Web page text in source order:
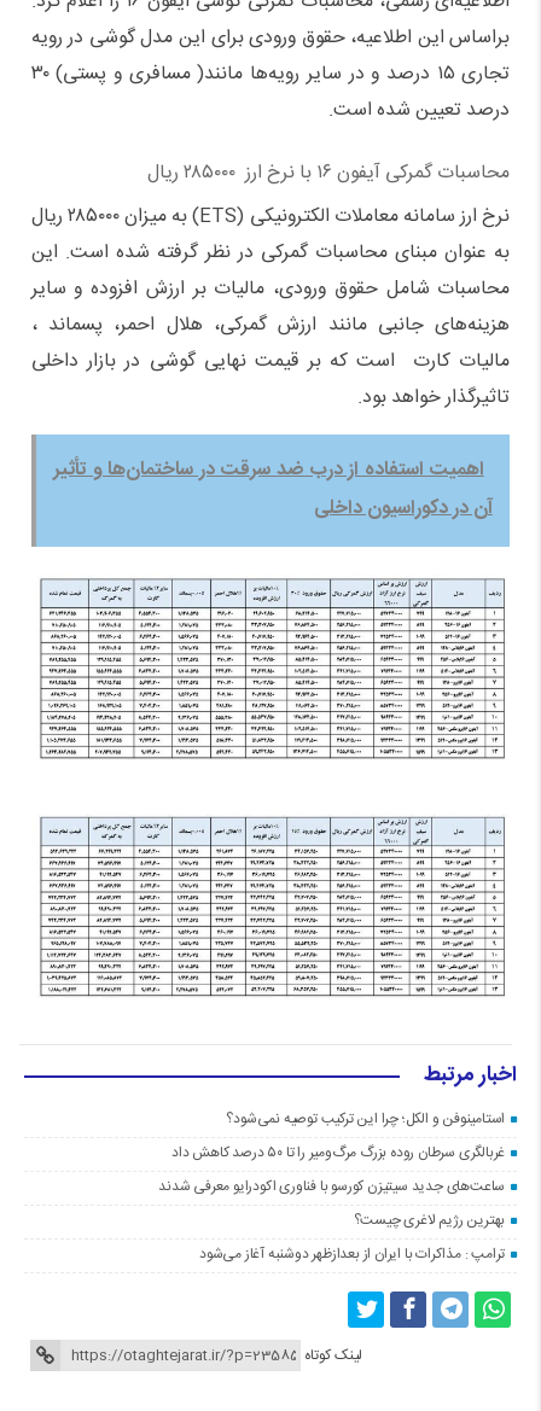
براساس این اطلاعیه، حقوق ورودی برای این مدل گوشی در رویه
تجاری ۱۵ درصد و در سایر رویه‌ها مانند( مسافری و پستی) ۳۰
درصد تعیین شده است.
محاسبات گمرکی آیفون ۱۶ با نرخ ارز ۲۸۵۰۰۰ ریال
نرخ ارز سامانه معاملات الکترونیکی (ETS) به میزان ۲۸۵۰۰۰ ریال
به عنوان مبنای محاسبات گمرکی در نظر گرفته شده است. این
محاسبات شامل حقوق ورودی، مالیات بر ارزش افزوده و سایر
هزینه‌های جانبی مانند ارزش گمرکی، هلال احمر، پسماند ،
مالیات کارت است که بر قیمت نهایی گوشی در بازار داخلی
تاثیرگذار خواهد بود.
اهمیت استفاده از درب ضد سرقت در ساختمان‌ها و تأثیر
آن در دکوراسیون داخلی
اخبار مرتبط
استامینوفن و الکل؛ چرا این ترکیب توصیه نمی‌شود؟
غربالگری سرطان روده بزرگ مرگ‌ومیر را تا ۵۰ درصد کاهش داد
ساعت‌های جدید سیتیزن کورسو با فناوری اکودرایو معرفی شدند
بهترین رژیم لاغری چیست؟
ترامپ : مذاکرات با ایران از بعدازظهر دوشنبه آغاز می‌شود
لینک کوتاه